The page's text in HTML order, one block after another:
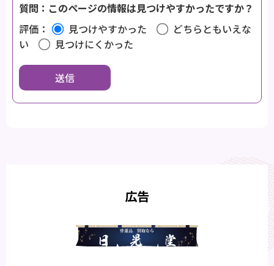
質問：このページの情報は見つけやすかったですか？
評価：
見つけやすかった
どちらともいえな
い
見つけにくかった
広告